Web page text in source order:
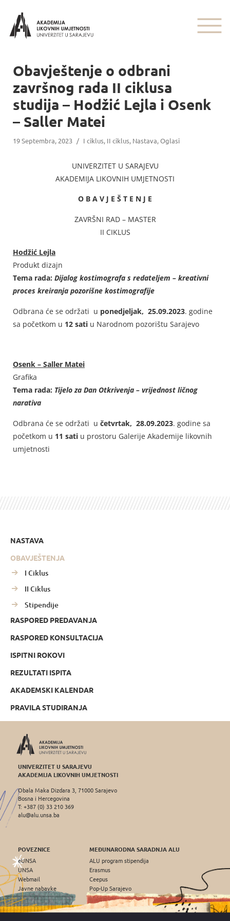
Obavještenje o odbrani
završnog rada II ciklusa
studija – Hodžić Lejla i Osenk
– Saller Matei
19 Septembra, 2023 / I ciklus, II ciklus, Nastava,Oglasi
UNIVERZITET U SARAJEVU
AKADEMIJA LIKOVNIH UMJETNOSTI
O B A V J E Š T E N J E
ZAVRŠNI RAD – MASTER
II CIKLUS
Hodžić Lejla
Produkt dizajn
Tema rada: Dijalog kostimografa s redateljem – kreativni
proces kreiranja pozorišne kostimografije
Odbrana će se održati u ponedjeljak, 25.09.2023. godine
sa početkom u 12 sati u Narodnom pozorištu Sarajevo
Osenk – Saller Matei
Grafika
Tema rada: Tijelo za Dan Otkrivenja – vrijednost ličnog
narativa
Odbrana će se održati u četvrtak, 28.09.2023. godine sa
početkom u 11 sati u prostoru Galerije Akademije likovnih
umjetnosti
NASTAVA
OBAVJEŠTENJA
I Ciklus
II Ciklus
Stipendije
RASPORED PREDAVANJA
RASPORED KONSULTACIJA
ISPITNI ROKOVI
REZULTATI ISPITA
AKADEMSKI KALENDAR
PRAVILA STUDIRANJA
UNIVERZITET U SARAJEVU
AKADEMIJA LIKOVNIH UMJETNOSTI
Obala Maka Dizdara 3, 71000 Sarajevo
Bosna i Hercegovina
T: +387 (0) 33 210 369
alu@alu.unsa.ba
POVEZNICE
eUNSA
UNSA
Webmail
Javne nabavke
MEĐUNARODNA SARADNJA ALU
ALU program stipendija
Erasmus
Ceepus
Pop-Up Sarajevo